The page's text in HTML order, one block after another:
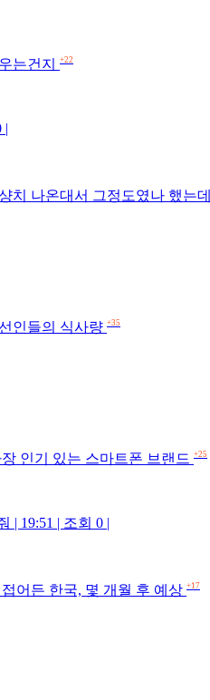
는건지 +22
|
치 나온대서 그정도였나 했는데
인들의 식사량 +35
인기 있는 스마트폰 브랜드 +25
| 19:51 | 조회 0 |
어든 한국, 몇 개월 후 예상 +17